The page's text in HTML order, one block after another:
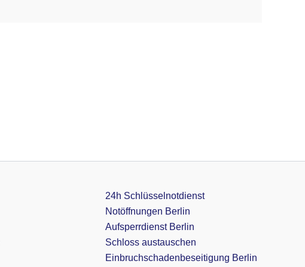
24h Schlüsselnotdienst
Notöffnungen Berlin
Aufsperrdienst Berlin
Schloss austauschen
Einbruchschadenbeseitigung Berlin